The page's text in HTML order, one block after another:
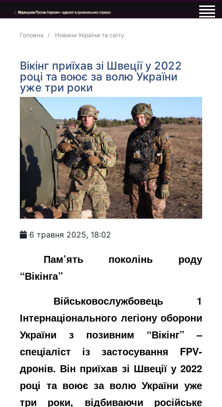
Головна Новини України та світу
Вікінг приїхав зі Швеції у 2022
році та воює за волю України
уже три роки
6 травня 2025, 18:02
Пам’ять поколінь роду
“Вікінга”
Військовослужбовець 1
Інтернаціонального легіону оборони
України з позивним “Вікінг” –
спеціаліст із застосування FPV-
дронів. Він приїхав зі Швеції у 2022
році та воює за волю України уже
три роки, відбиваючи російське